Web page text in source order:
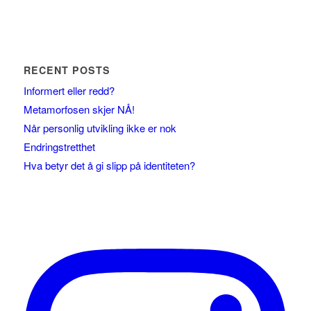
RECENT POSTS
Informert eller redd?
Metamorfosen skjer NÅ!
Når personlig utvikling ikke er nok
Endringstretthet
Hva betyr det å gi slipp på identiteten?